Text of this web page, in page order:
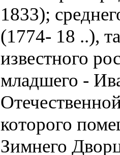
1833);
(1774- 18 ..),
известного
младшего -
которого
Зимнего